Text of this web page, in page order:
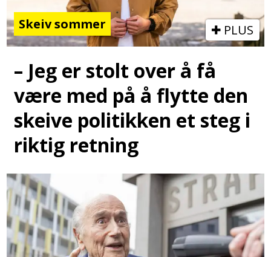
Skeiv sommer PLUS
– Jeg er stolt over å få
være med på å flytte den
skeive politikken et steg i
riktig retning